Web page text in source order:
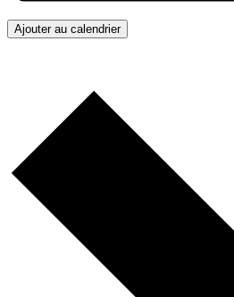
Ajouter au calendrier